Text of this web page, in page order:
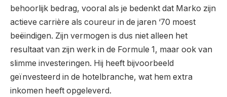
behoorlijk bedrag, vooral als je bedenkt dat Marko zijn
actieve carrière als coureur in de jaren ‘70 moest
beëindigen. Zijn vermogen is dus niet alleen het
resultaat van zijn werk in de Formule 1, maar ook van
slimme investeringen. Hij heeft bijvoorbeeld
geïnvesteerd in de hotelbranche, wat hem extra
inkomen heeft opgeleverd.